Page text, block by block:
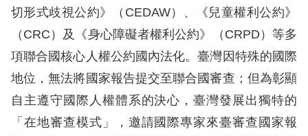
核
心
人
權
公
約
切形式歧視公約》（CEDAW）、《兒童權利公約》
（CRC）及《身心障礙者權利公約》（CRPD）等多
項聯合國核心人權公約國內法化。臺灣因特殊的國際
地位，無法將國家報告提交至聯合國審查；但為彰顯
自主遵守國際人權體系的決心，臺灣發展出獨特的
「在地審查模式」，邀請國際專家來臺審查國家報